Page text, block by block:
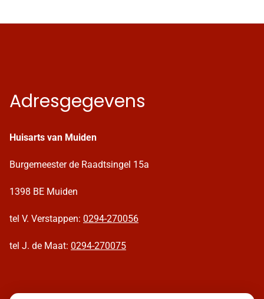
Adresgegevens
Huisarts van Muiden
Burgemeester de Raadtsingel 15a
1398 BE Muiden
tel V. Verstappen: 0294-270056
tel J. de Maat: 0294-270075